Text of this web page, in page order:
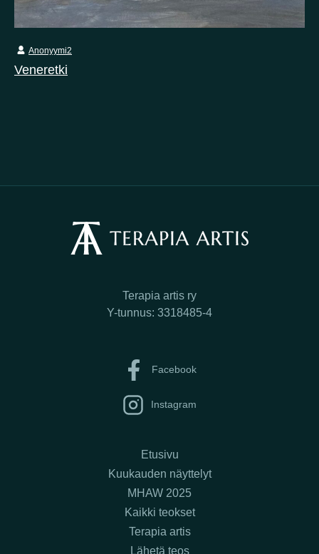
Veneretki
Anonyymi2
Terapia artis ry
Y-tunnus: 3318485-4
Facebook
Instagram
Etusivu
Kuukauden näyttelyt
MHAW 2025
Kaikki teokset
Terapia artis
Lähetä teos